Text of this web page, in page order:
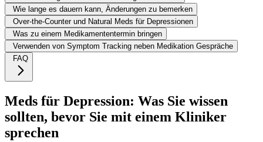
Wie lange es dauern kann, Änderungen zu bemerken
Over-the-Counter und Natural Meds für Depressionen
Was zu einem Medikamententermin bringen
Verwenden von Symptom Tracking neben Medikation Gespräche
FAQ
Meds für Depression: Was Sie wissen
sollten, bevor Sie mit einem Kliniker
sprechen